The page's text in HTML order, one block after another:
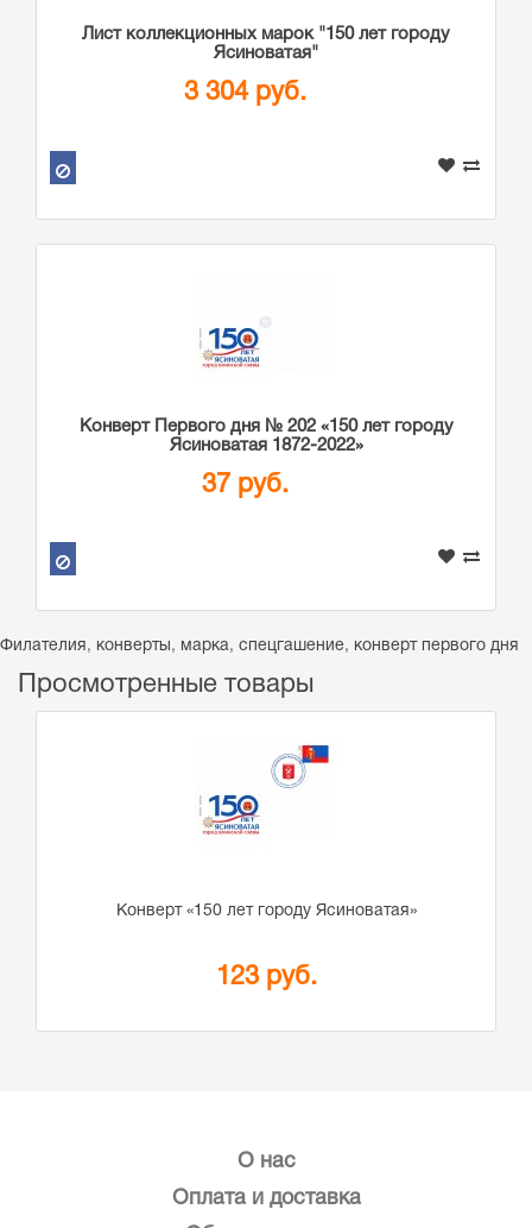
Лист коллекционных марок "150 лет городу
Ясиноватая"
3 304 руб.
Конверт Первого дня № 202 «150 лет городу
Ясиноватая 1872-2022»
37 руб.
Филателия , конверты , марка, спецгашение, конверт первого дня
Просмотренные товары
Конверт «150 лет городу Ясиноватая»
123 руб.
О нас
Оплата и доставка